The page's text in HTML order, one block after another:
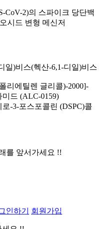
CoV-2)의 스파이크 당단백
시드 변형 메신저
일)비스(헥산-6,1-디일)비스
리에틸렌 글리콜)-2000]-
드 (ALC-0159)
-3-포스포콜린 (DSPC)콜
를 앞서가세요 !!
인하기 회원가입